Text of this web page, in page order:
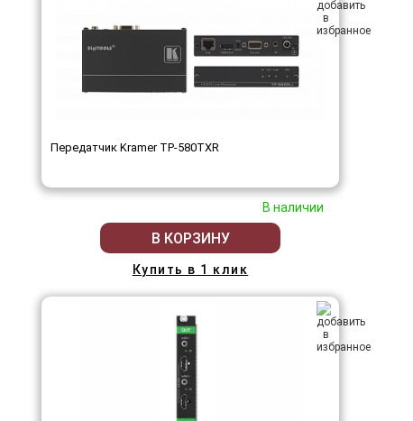
Передатчик Kramer TP-580TXR
В наличии
В КОРЗИНУ
Купить в 1 клик